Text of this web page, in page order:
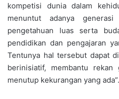
kompetisi dunia dalam
menuntut adanya
pengetahuan luas serta
pendidikan dan pengajaran
Tentunya hal tersebut dapat
berinisiatif, membantu
menutup kekurangan yang ada”.